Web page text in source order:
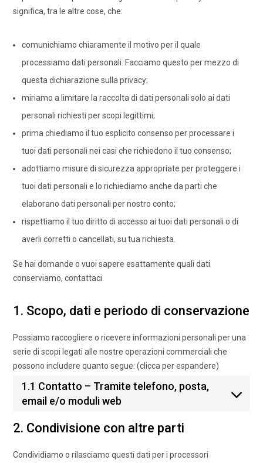
significa, tra le altre cose, che:
comunichiamo chiaramente il motivo per il quale
processiamo dati personali. Facciamo questo per mezzo di
questa dichiarazione sulla privacy;
miriamo a limitare la raccolta di dati personali solo ai dati
personali richiesti per scopi legittimi;
prima chiediamo il tuo esplicito consenso per processare i
tuoi dati personali nei casi che richiedono il tuo consenso;
adottiamo misure di sicurezza appropriate per proteggere i
tuoi dati personali e lo richiediamo anche da parti che
elaborano dati personali per nostro conto;
rispettiamo il tuo diritto di accesso ai tuoi dati personali o di
averli corretti o cancellati, su tua richiesta.
Se hai domande o vuoi sapere esattamente quali dati
conserviamo, contattaci.
1. Scopo, dati e periodo di conservazione
Possiamo raccogliere o ricevere informazioni personali per una
serie di scopi legati alle nostre operazioni commerciali che
possono includere quanto segue: (clicca per espandere)
1.1 Contatto – Tramite telefono, posta,
email e/o moduli web
2. Condivisione con altre parti
Condividiamo o rilasciamo questi dati per i processori